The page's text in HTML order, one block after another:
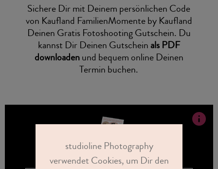
Sichere Dir mit Deinem persönlichen Code
von Kaufland FamilienMomente by Kaufland
Deinen Gratis Fotoshooting Gutschein. Du
kannst Dir Deinen Gutschein als PDF
downloadenund bequem online Deinen
Termin buchen.
studioline Photography
verwendet Cookies, um Dir den